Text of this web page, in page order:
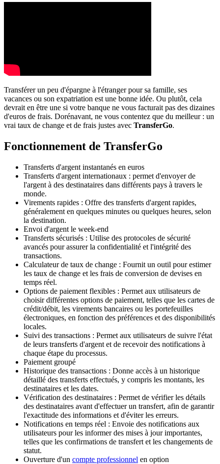
Transférer un peu d'épargne à l'étranger pour sa famille, ses
vacances ou son expatriation est une bonne idée. Ou plutôt, cela
devrait en être une si votre banque ne vous facturait pas des dizaines
d'euros de frais. Dorénavant, ne vous contentez que du meilleur : un
vrai taux de change et de frais justes avec TransferGo.
Fonctionnement de TransferGo
Transferts d'argent instantanés en euros
Transferts d'argent internationaux : permet d'envoyer de
l'argent à des destinataires dans différents pays à travers le
monde.
Virements rapides : Offre des transferts d'argent rapides,
généralement en quelques minutes ou quelques heures, selon
la destination.
Envoi d'argent le week-end
Transferts sécurisés : Utilise des protocoles de sécurité
avancés pour assurer la confidentialité et l'intégrité des
transactions.
Calculateur de taux de change : Fournit un outil pour estimer
les taux de change et les frais de conversion de devises en
temps réel.
Options de paiement flexibles : Permet aux utilisateurs de
choisir différentes options de paiement, telles que les cartes de
crédit/débit, les virements bancaires ou les portefeuilles
électroniques, en fonction des préférences et des disponibilités
locales.
Suivi des transactions : Permet aux utilisateurs de suivre l'état
de leurs transferts d'argent et de recevoir des notifications à
chaque étape du processus.
Paiement groupé
Historique des transactions : Donne accès à un historique
détaillé des transferts effectués, y compris les montants, les
destinataires et les dates.
Vérification des destinataires : Permet de vérifier les détails
des destinataires avant d'effectuer un transfert, afin de garantir
l'exactitude des informations et d'éviter les erreurs.
Notifications en temps réel : Envoie des notifications aux
utilisateurs pour les informer des mises à jour importantes,
telles que les confirmations de transfert et les changements de
statut.
Ouverture d'un compte professionnel en option